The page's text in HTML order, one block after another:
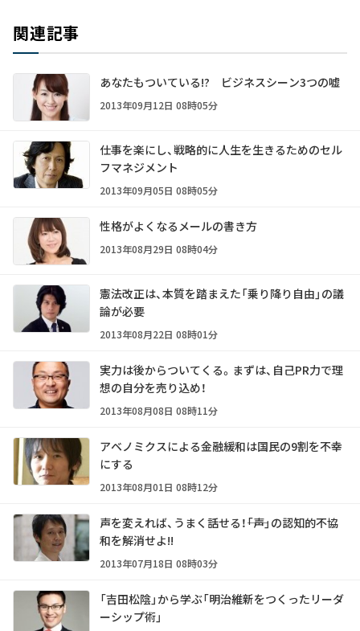
関連記事
あなたもついている!? ビジネスシーン3つの嘘
2013年09月12日 08時05分
仕事を楽にし、戦略的に人生を生きるためのセル
フマネジメント
2013年09月05日 08時05分
性格がよくなるメールの書き方
2013年08月29日 08時04分
憲法改正は、本質を踏まえた「乗り降り自由」の議
論が必要
2013年08月22日 08時01分
実力は後からついてくる。まずは、自己PR力で理
想の自分を売り込め！
2013年08月08日 08時11分
アベノミクスによる金融緩和は国民の9割を不幸
にする
2013年08月01日 08時12分
声を変えれば、うまく話せる！――「声」の認知的不協
和を解消せよ!!
2013年07月18日 08時03分
「吉田松陰」から学ぶ「明治維新をつくったリーダ
ーシップ術」